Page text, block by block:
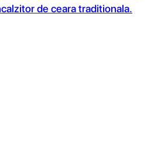
de ceara traditionala.